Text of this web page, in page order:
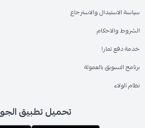
سياسة الاستبدال والاسترجاع
الشروط والاحكام
خدمة دفع تمارا
برنامج التسويق بالعمولة
نظام الولاء
تحميل تطبيق